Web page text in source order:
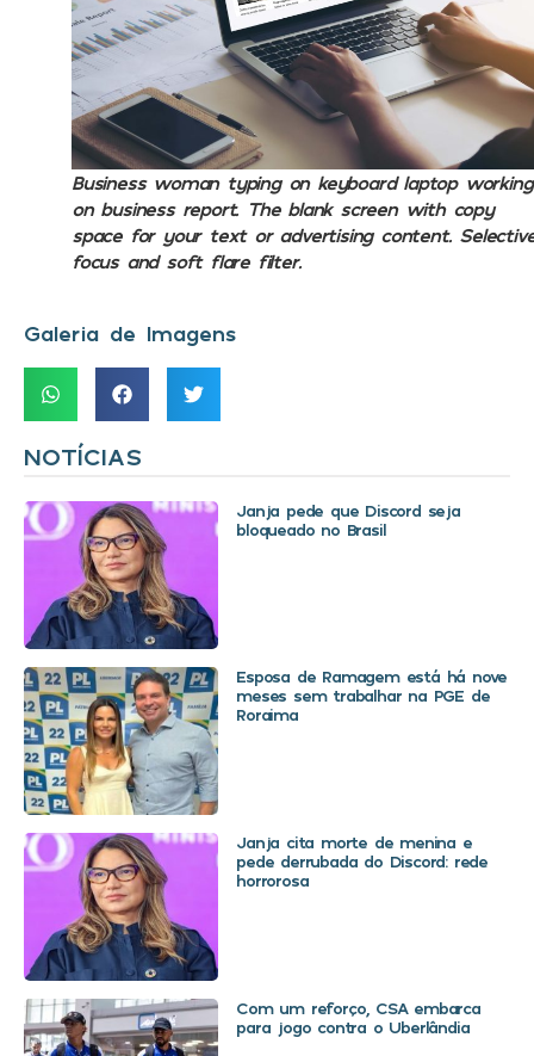
Business woman typing on keyboard laptop working
on business report. The blank screen with copy
space for your text or advertising content.
focus and soft flare filter.
Galeria de Imagens
NOTÍCIAS
Janja pede que Discord seja
bloqueado no Brasil
Esposa de Ramagem está há nove
meses sem trabalhar na PGE de
Roraima
Janja cita morte de menina e
pede derrubada do Discord: rede
horrorosa
Com um reforço, CSA embarca
para jogo contra o Uberlândia